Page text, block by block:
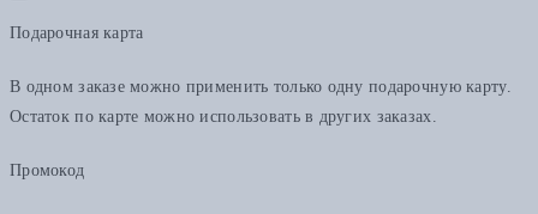
Подарочная карта
В одном заказе можно применить только одну подарочную карту.
Остаток по карте можно использовать в других заказах.
Промокод